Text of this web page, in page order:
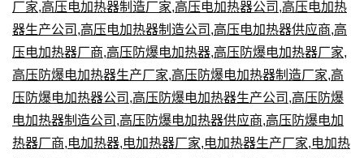
厂家,高压电加热器制造厂家,高压电加热器公司 ,高压电加热
器生产公司 ,高压电加热器制造公司 ,高压电加热器供应商,高
压电加热器厂商,高压防爆电加热器,高压防爆电加热器厂家,
高压防爆电加热器生产厂家,高压防爆电加热器制造厂家,高
压防爆电加热器公司 ,高压防爆电加热器生产公司 ,高压防爆
电加热器制造公司 ,高压防爆电加热器供应商,高压防爆电加
热器厂商,电加热器,电加热器厂家,电加热器生产厂家,电加热